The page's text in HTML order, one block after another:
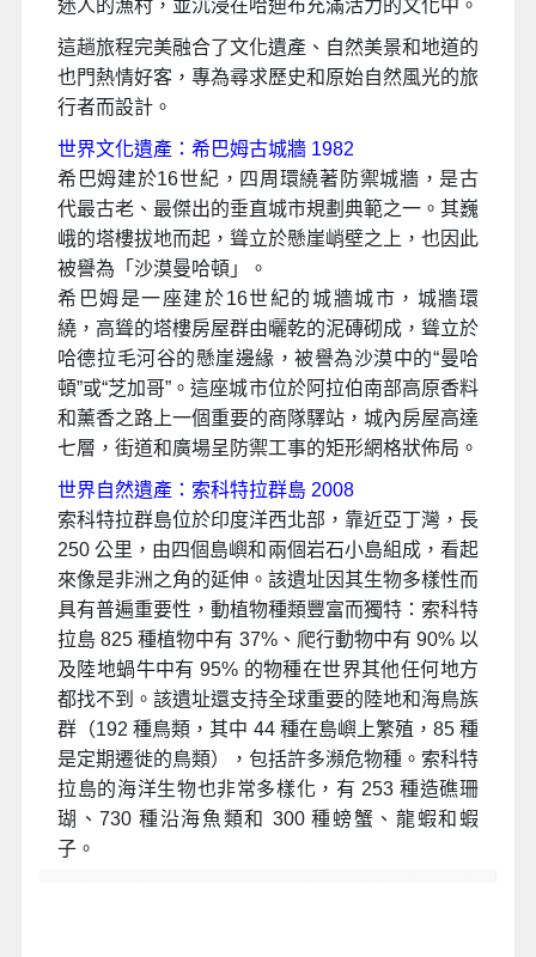
迷人的漁村，並沉浸在哈迪布充滿活力的文化中。
這趟旅程完美融合了文化遺產、自然美景和地道的
也門熱情好客，專為尋求歷史和原始自然風光的旅
行者而設計。
世界文化遺產：希巴姆古城牆 1982
希巴姆建於16世紀，四周環繞著防禦城牆，是古
代最古老、最傑出的垂直城市規劃典範之一。其巍
峨的塔樓拔地而起，聳立於懸崖峭壁之上，也因此
被譽為「沙漠曼哈頓」。
希巴姆是一座建於16世紀的城牆城市，城牆環
繞，高聳的塔樓房屋群由曬乾的泥磚砌成，聳立於
哈德拉毛河谷的懸崖邊緣，被譽為沙漠中的“曼哈
頓”或“芝加哥”。這座城市位於阿拉伯南部高原香料
和薰香之路上一個重要的商隊驛站，城內房屋高達
七層，街道和廣場呈防禦工事的矩形網格狀佈局。
世界自然遺產：索科特拉群島 2008
索科特拉群島位於印度洋西北部，靠近亞丁灣，長
250 公里，由四個島嶼和兩個岩石小島組成，看起
來像是非洲之角的延伸。該遺址因其生物多樣性而
具有普遍重要性，動植物種類豐富而獨特：索科特
拉島 825 種植物中有 37%、爬行動物中有 90% 以
及陸地蝸牛中有 95% 的物種在世界其他任何地方
都找不到。該遺址還支持全球重要的陸地和海鳥族
群（192 種鳥類，其中 44 種在島嶼上繁殖，85 種
是定期遷徙的鳥類），包括許多瀕危物種。索科特
拉島的海洋生物也非常多樣化，有 253 種造礁珊
瑚、730 種沿海魚類和 300 種螃蟹、龍蝦和蝦
子。